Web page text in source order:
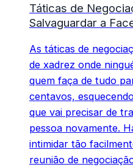
Táticas de
Salvaguardar a
As táticas de
de xadrez onde
quem faça de tudo
centavos,
que vai precisar de
pessoa novamente.
intimidar tão
reunião de